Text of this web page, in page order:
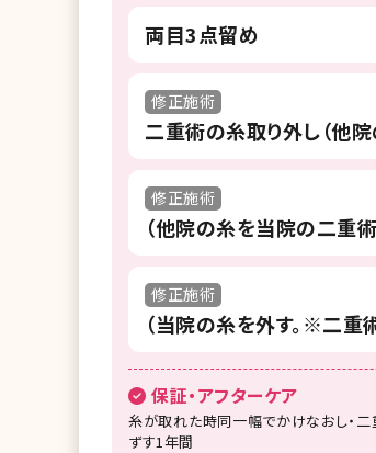
両目3点留め
修正施術
二重術の糸取り外し（他
修正施術
（他院の糸を当院の二重
修正施術
（当院の糸を外す。※二
保証・アフターケア
糸が取れた時同一幅でかけなおし・
ずす1年間